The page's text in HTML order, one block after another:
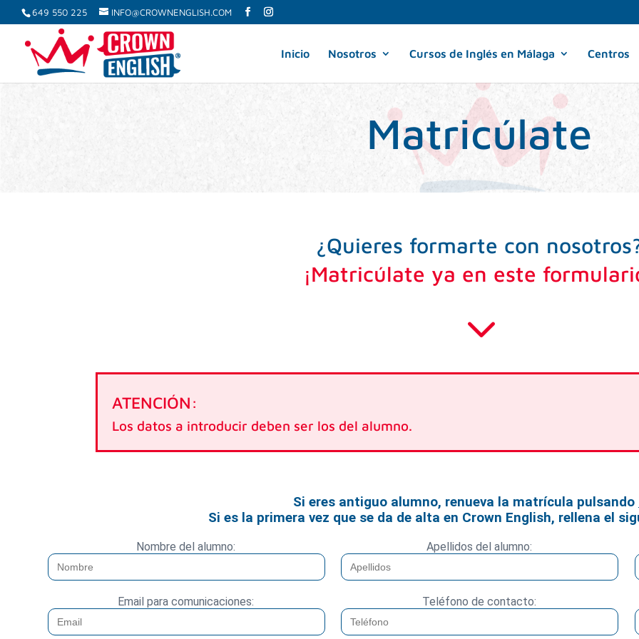
649 550 225 INFO@CROWNENGLISH.COM
Inicio Nosotros Cursos de Inglés en Málaga Centros
Matricúlate
¿Quieres formarte con
¡Matricúlate ya en este
3
ATENCIÓN:
Los datos a introducir deben ser los del alumno.